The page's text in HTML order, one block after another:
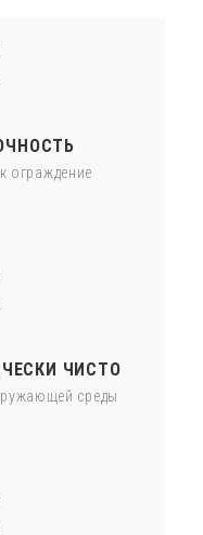
ограждение
ЧИСТО
среды